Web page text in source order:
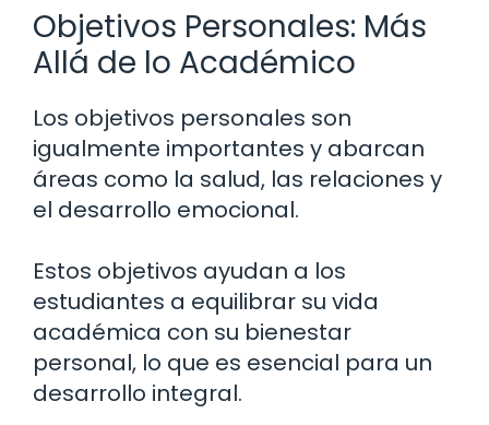
Objetivos Personales: Más
Allá de lo Académico
Los objetivos personales son
igualmente importantes y abarcan
áreas como la salud, las relaciones y
el desarrollo emocional.
Estos objetivos ayudan a los
estudiantes a equilibrar su vida
académica con su bienestar
personal, lo que es esencial para un
desarrollo integral.